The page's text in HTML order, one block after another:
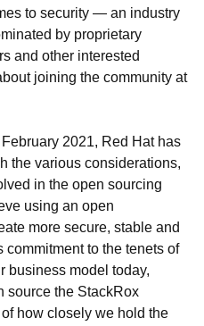
to security — an industry
by proprietary
and other interested
joining the community at
2021, Red Hat has
the various considerations,
in the open sourcing
using an open
more secure, stable and
to the tenets of
business model today,
source the StackRox
how closely we hold the